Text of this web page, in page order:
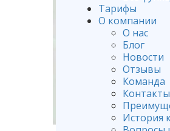
Тарифы
О компании
О нас
Блог
Новости
Отзывы
Команда
Контакты
История